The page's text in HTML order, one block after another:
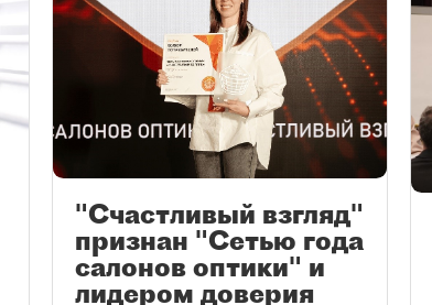
"Счастливый взгляд"
признан "Сетью года
салонов оптики" и
лидером доверия